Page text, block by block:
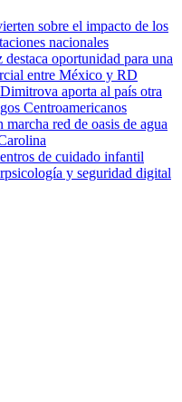
sobre el impacto de los
nacionales
oportunidad para una
entre México y RD
aporta al país otra
Centroamericanos
red de oasis de agua
de cuidado infantil
y seguridad digital